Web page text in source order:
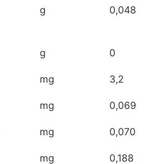
g 0,048
g 0
mg 3,2
mg 0,069
mg 0,070
mg 0,188